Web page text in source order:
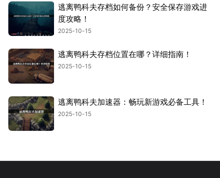
逃离鸭科夫存档如何备份？安全保存游戏进
度攻略！
2025-10-15
逃离鸭科夫存档位置在哪？详细指南！
2025-10-15
逃离鸭科夫加速器：畅玩新游戏必备工具！
2025-10-15